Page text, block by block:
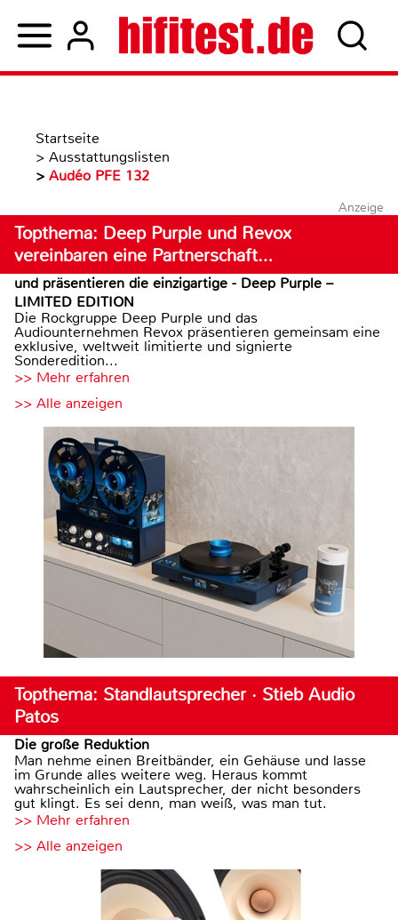
Startseite
> Ausstattungslisten
> Audéo PFE 132
Anzeige
Topthema: Deep Purple und Revox
vereinbaren eine Partnerschaft…
und präsentieren die einzigartige - Deep Purple –
LIMITED EDITION
Die Rockgruppe Deep Purple und das
Audiounternehmen Revox präsentieren gemeinsam eine
exklusive, weltweit limitierte und signierte
Sonderedition...
>> Mehr erfahren
>> Alle anzeigen
Topthema: Standlautsprecher · Stieb Audio
Patos
Die große Reduktion
Man nehme einen Breitbänder, ein Gehäuse und lasse
im Grunde alles weitere weg. Heraus kommt
wahrscheinlich ein Lautsprecher, der nicht besonders
gut klingt. Es sei denn, man weiß, was man tut.
>> Mehr erfahren
>> Alle anzeigen